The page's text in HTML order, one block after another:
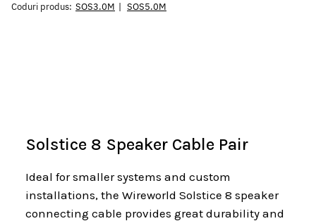
Coduri produs: SOS3.0M SOS5.0M
Solstice 8 Speaker Cable Pair
Ideal for smaller systems and custom
installations, the Wireworld Solstice 8 speaker
connecting cable provides great durability and